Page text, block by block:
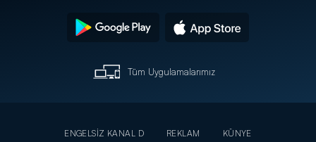
Tüm Uygulamalarımız
ENGELSİZ KANAL D REKLAM
KÜNYE